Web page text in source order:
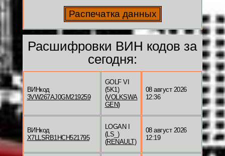
Расшифровки ВИН кодов за
сегодня:
ВИНкод
3VW267AJ0GM219259
GOLF VI
(5K1)
(VOLKSWA
GEN)
08 август 2026
12:36
ВИНкод
X7LLSRB1HCH521795
LOGAN I
(LS_)
(RENAULT)
08 август 2026
12:19